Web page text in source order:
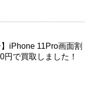
iPhone 11Pro画面割
で買取しました！